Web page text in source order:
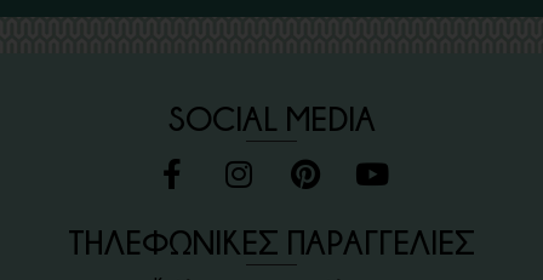
SOCIAL MEDIA
ΤΗΛΕΦΩΝΙΚΕΣ ΠΑΡΑΓΓΕΛΙΕΣ